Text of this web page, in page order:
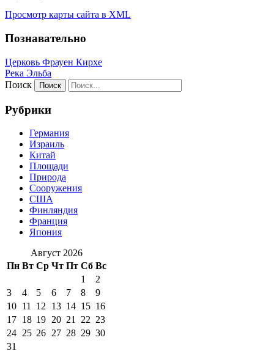
Просмотр карты сайта в XML
Познавательно
Церковь Фрауен Кирхе
Река Эльба
Поиск
Рубрики
Германия
Израиль
Китай
Площади
Природа
Сооружения
США
Финляндия
Франция
Япония
Август 2026
Пн Вт Ср Чт Пт Сб Вс
1
2
3
4 5 6 7 8
9
10 11 12 13 14 15 16
17 18 19 20 21 22 23
24 25 26 27 28 29 30
31